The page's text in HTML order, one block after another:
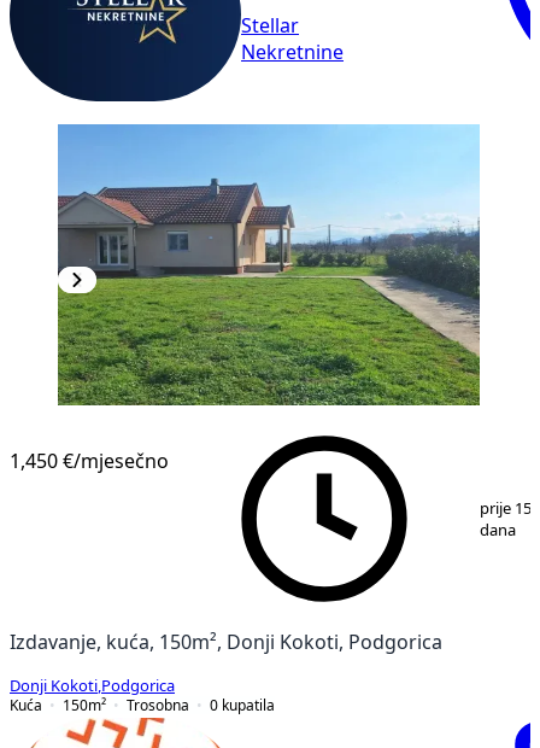
Stellar
Nekretnine
1,450 €/mjesečno
prije 153
dana
Izdavanje, kuća, 150m², Donji Kokoti, Podgorica
Donji Kokoti Podgorica
Kuća
150m² Trosobna 0 kupatila